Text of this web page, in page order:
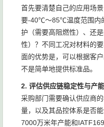
首先要清楚自己的应用场
要-40℃～85℃温度范围内
护（需要高阻燃性）、还
性）？不同工况对材料的
面的优势是，可以根据客
不是简单地提供标准品。
2. 评估供应链稳定性与产能
采购部门需要确认供应商
量，以及其品控体系是否
7000万米年产能和